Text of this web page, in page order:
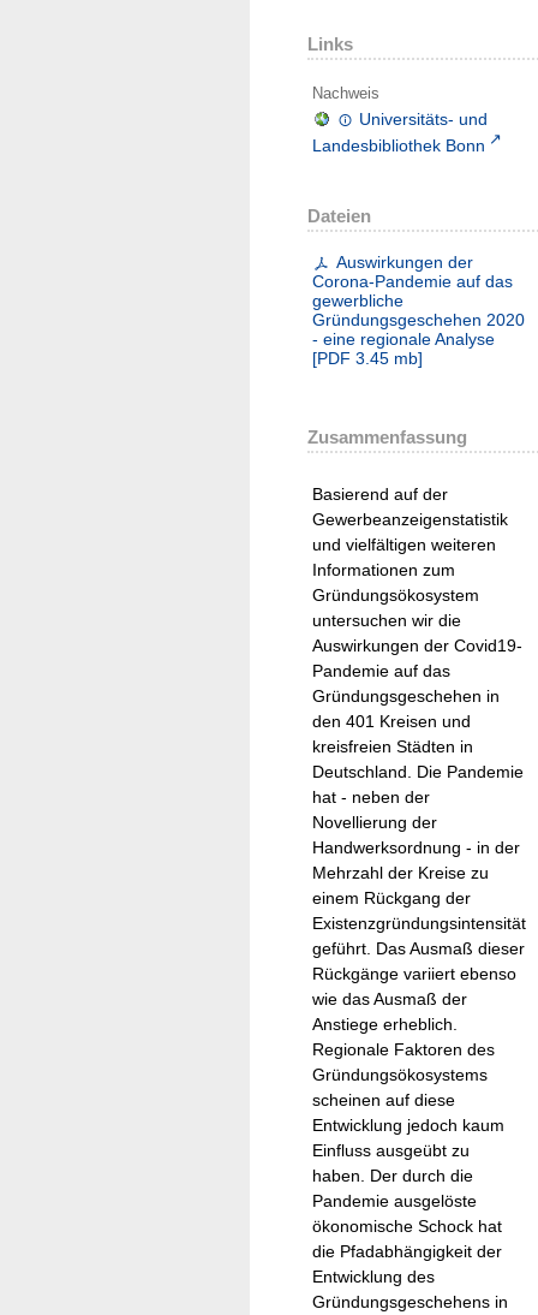
Links
Nachweis
Universitäts- und
Landesbibliothek Bonn
Dateien
Auswirkungen der
Corona-Pandemie auf das
gewerbliche
Gründungsgeschehen 2020
- eine regionale Analyse
[PDF 3.45 mb]
Zusammenfassung
Basierend auf der
Gewerbeanzeigenstatistik
und vielfältigen weiteren
Informationen zum
Gründungsökosystem
untersuchen wir die
Auswirkungen der Covid19-
Pandemie auf das
Gründungsgeschehen in
den 401 Kreisen und
kreisfreien Städten in
Deutschland. Die Pandemie
hat - neben der
Novellierung der
Handwerksordnung - in der
Mehrzahl der Kreise zu
einem Rückgang der
Existenzgründungsintensität
geführt. Das Ausmaß dieser
Rückgänge variiert ebenso
wie das Ausmaß der
Anstiege erheblich.
Regionale Faktoren des
Gründungsökosystems
scheinen auf diese
Entwicklung jedoch kaum
Einfluss ausgeübt zu
haben. Der durch die
Pandemie ausgelöste
ökonomische Schock hat
die Pfadabhängigkeit der
Entwicklung des
Gründungsgeschehens in